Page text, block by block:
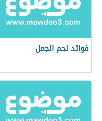
فوائد لحم الجمل